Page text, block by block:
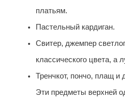
платьям.
Пастельный кардиган.
Свитер, джемпер
классического цвета, а
Тренчкот, пончо, плащ и
Эти предметы верхней